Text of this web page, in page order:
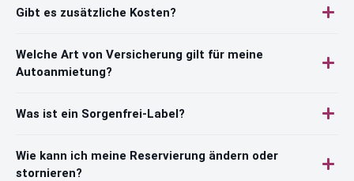
Gibt es zusätzliche Kosten?
Welche Art von Versicherung gilt für meine
Autoanmietung?
Was ist ein Sorgenfrei-Label?
Wie kann ich meine Reservierung ändern oder
stornieren?